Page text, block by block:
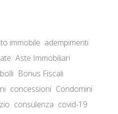
immobile adempimenti
Aste Immobiliari
bolli Bonus Fiscali
concessioni Condomini
consulenza covid-19